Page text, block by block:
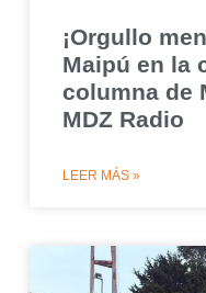
¡Orgullo
Maipú en la
columna de
MDZ Radio
LEER MÁS »